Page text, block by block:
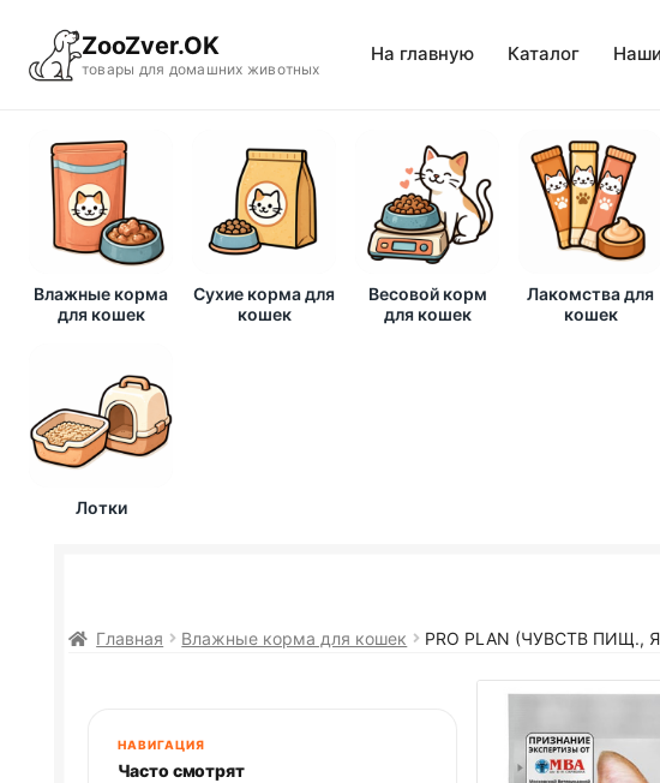
ZooZver.OK
товары для домашних животных
На главную Каталог
Влажные корма
для кошек
Сухие корма для
кошек
Весовой корм
для кошек
Лакомства для
кошек
Лотки
Главная Влажные корма для кошек PRO PLAN (ЧУВСТВ ПИЩ.,
НАВИГАЦИЯ
Часто смотрят